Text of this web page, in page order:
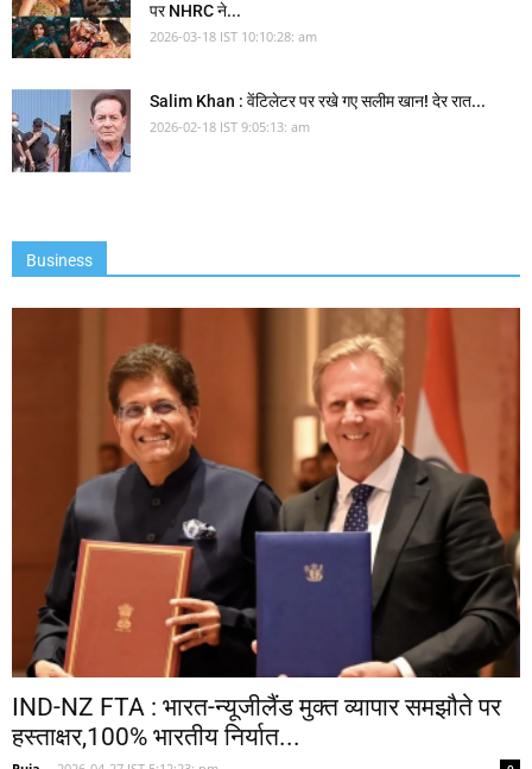
पर NHRC ने...
2026-03-18 IST 10:10:28: am
Salim Khan : वेंटिलेटर पर रखे गए सलीम खान! देर रात...
2026-02-18 IST 9:05:13: am
Business
IND-NZ FTA : भारत-न्यूजीलैंड मुक्त व्यापार समझौते पर
हस्ताक्षर,100% भारतीय निर्यात...